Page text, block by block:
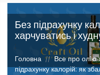
Без підрахунку
харчуватись і
;
Головна // Все про олію
підрахунку калорій: як